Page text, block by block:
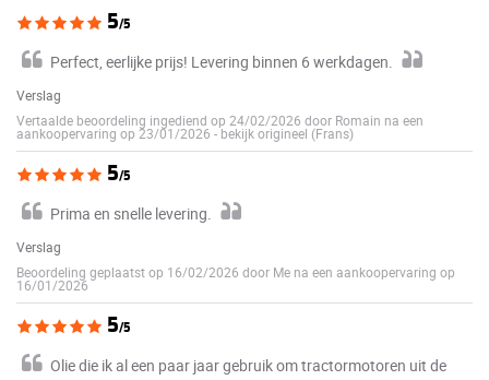
5/5
Perfect, eerlijke prijs! Levering binnen 6 werkdagen.
Verslag
Vertaalde beoordeling ingediend op 24/02/2026 door Romain na een
aankoopervaring op 23/01/2026 -bekijk origineel (Frans)
5/5
Prima en snelle levering.
Verslag
Beoordeling geplaatst op 16/02/2026 door Me na een aankoopervaring op
16/01/2026
5/5
Olie die ik al een paar jaar gebruik om tractormotoren uit de